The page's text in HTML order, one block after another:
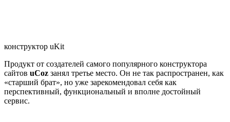
конструктор uKit
Продукт от создателей самого популярного конструктора
сайтов uCoz занял третье место. Он не так распространен, как
«старший брат», но уже зарекомендовал себя как
перспективный, функциональный и вполне достойный
сервис.